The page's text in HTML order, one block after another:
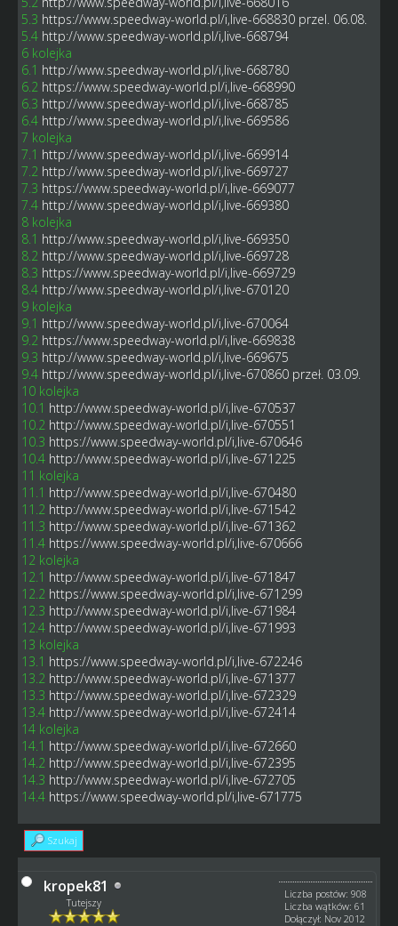
5.3 https://www.speedway-world.pl/i,live-668830przel. 06.08.
5.4 http://www.speedway-world.pl/i,live-668794
6 kolejka
6.1 http://www.speedway-world.pl/i,live-668780
6.2 https://www.speedway-world.pl/i,live-668990
6.3 http://www.speedway-world.pl/i,live-668785
6.4 http://www.speedway-world.pl/i,live-669586
7 kolejka
7.1 http://www.speedway-world.pl/i,live-669914
7.2 http://www.speedway-world.pl/i,live-669727
7.3 https://www.speedway-world.pl/i,live-669077
7.4 http://www.speedway-world.pl/i,live-669380
8 kolejka
8.1 http://www.speedway-world.pl/i,live-669350
8.2 http://www.speedway-world.pl/i,live-669728
8.3 https://www.speedway-world.pl/i,live-669729
8.4 http://www.speedway-world.pl/i,live-670120
9 kolejka
9.1 http://www.speedway-world.pl/i,live-670064
9.2 https://www.speedway-world.pl/i,live-669838
9.3 http://www.speedway-world.pl/i,live-669675
9.4 http://www.speedway-world.pl/i,live-670860przeł. 03.09.
10 kolejka
10.1 http://www.speedway-world.pl/i,live-670537
10.2 http://www.speedway-world.pl/i,live-670551
10.3 https://www.speedway-world.pl/i,live-670646
10.4 http://www.speedway-world.pl/i,live-671225
11 kolejka
11.1 http://www.speedway-world.pl/i,live-670480
11.2 http://www.speedway-world.pl/i,live-671542
11.3 http://www.speedway-world.pl/i,live-671362
11.4 https://www.speedway-world.pl/i,live-670666
12 kolejka
12.1 http://www.speedway-world.pl/i,live-671847
12.2 https://www.speedway-world.pl/i,live-671299
12.3 http://www.speedway-world.pl/i,live-671984
12.4 http://www.speedway-world.pl/i,live-671993
13 kolejka
13.1 https://www.speedway-world.pl/i,live-672246
13.2 http://www.speedway-world.pl/i,live-671377
13.3 http://www.speedway-world.pl/i,live-672329
13.4 http://www.speedway-world.pl/i,live-672414
14 kolejka
14.1 http://www.speedway-world.pl/i,live-672660
14.2 http://www.speedway-world.pl/i,live-672395
14.3 http://www.speedway-world.pl/i,live-672705
14.4 https://www.speedway-world.pl/i,live-671775
Szukaj
kropek81
Tutejszy
Liczba postów: 908
Liczba wątków: 61
Dołączył: Nov 2012